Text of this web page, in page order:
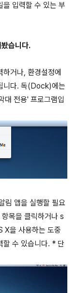
을 입력할 수 있는 부
습니다.
거나, 환경설정에
니다. 독(Dock)에는
대 전용' 프로그램입
림 앱을 실행할 필요
목을 클릭하거나 s
X을 사용하는 도중
할 수 있습니다. * 단